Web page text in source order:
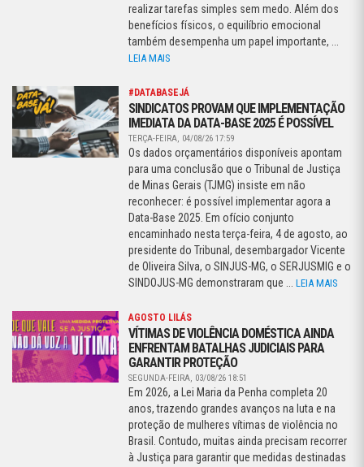
realizar tarefas simples sem medo. Além dos
benefícios físicos, o equilíbrio emocional
também desempenha um papel importante, ...
LEIA MAIS
#DATABASEJÁ
SINDICATOS PROVAM QUE IMPLEMENTAÇÃO
IMEDIATA DA DATA-BASE 2025 É POSSÍVEL
TERÇA-FEIRA, 04/08/26 17:59
Os dados orçamentários disponíveis apontam
para uma conclusão que o Tribunal de Justiça
de Minas Gerais (TJMG) insiste em não
reconhecer: é possível implementar agora a
Data-Base 2025. Em ofício conjunto
encaminhado nesta terça-feira, 4 de agosto, ao
presidente do Tribunal, desembargador Vicente
de Oliveira Silva, o SINJUS-MG, o SERJUSMIG e o
SINDOJUS-MG demonstraram que ...LEIA MAIS
AGOSTO LILÁS
VÍTIMAS DE VIOLÊNCIA DOMÉSTICA AINDA
ENFRENTAM BATALHAS JUDICIAIS PARA
GARANTIR PROTEÇÃO
SEGUNDA-FEIRA, 03/08/26 18:51
Em 2026, a Lei Maria da Penha completa 20
anos, trazendo grandes avanços na luta e na
proteção de mulheres vítimas de violência no
Brasil. Contudo, muitas ainda precisam recorrer
à Justiça para garantir que medidas destinadas